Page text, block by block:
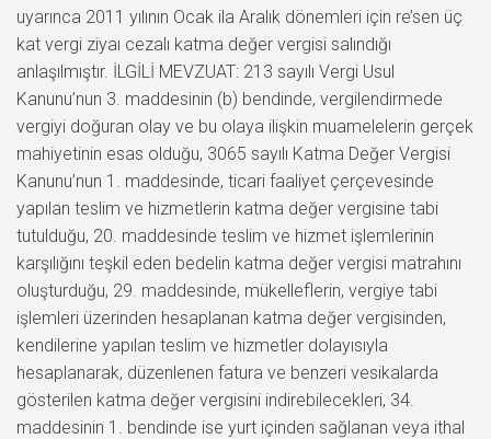
uyarınca 2011 yılının Ocak ila Aralık dönemleri için re’sen üç
kat vergi ziyaı cezalı katma değer vergisi salındığı
anlaşılmıştır. İLGİLİ MEVZUAT: 213 sayılı Vergi Usul
Kanunu’nun 3. maddesinin (b) bendinde, vergilendirmede
vergiyi doğuran olay ve bu olaya ilişkin muamelelerin gerçek
mahiyetinin esas olduğu, 3065 sayılı Katma Değer Vergisi
Kanunu’nun 1. maddesinde, ticari faaliyet çerçevesinde
yapılan teslim ve hizmetlerin katma değer vergisine tabi
tutulduğu, 20. maddesinde teslim ve hizmet işlemlerinin
karşılığını teşkil eden bedelin katma değer vergisi matrahını
oluşturduğu, 29. maddesinde, mükelleflerin, vergiye tabi
işlemleri üzerinden hesaplanan katma değer vergisinden,
kendilerine yapılan teslim ve hizmetler dolayısıyla
hesaplanarak, düzenlenen fatura ve benzeri vesikalarda
gösterilen katma değer vergisini indirebilecekleri, 34.
maddesinin 1. bendinde ise yurt içinden sağlanan veya ithal